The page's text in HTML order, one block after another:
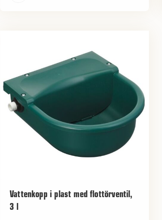
Vattenkopp i plast med flottörventil,
3 l